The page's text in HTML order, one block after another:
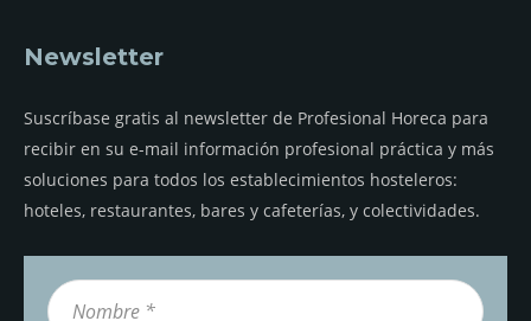
Newsletter
Suscríbase gratis al newsletter de Profesional Horeca para
recibir en su e-mail información profesional práctica y más
soluciones para todos los establecimientos hosteleros:
hoteles, restaurantes, bares y cafeterías, y colectividades.